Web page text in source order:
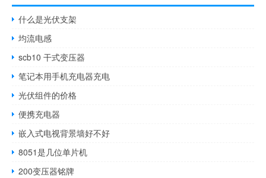
什么是光伏支架
均流电感
scb10 干式变压器
笔记本用手机充电器充电
光伏组件的价格
便携充电器
嵌入式电视背景墙好不好
8051是几位单片机
200变压器铭牌